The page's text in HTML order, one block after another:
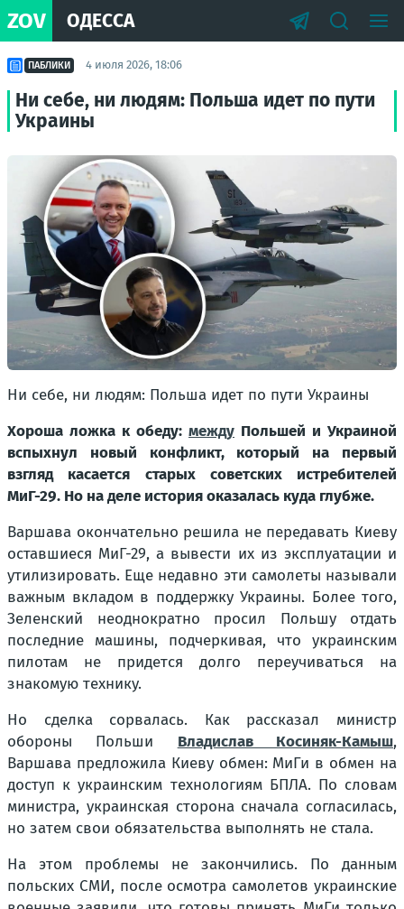
ZOV ОДЕССА
ПАБЛИКИ 4 июля 2026, 18:06
Ни себе, ни людям: Польша идет по пути
Украины
Ни себе, ни людям: Польша идет по пути Украины
Хороша ложка к обеду: между Польшей и Украиной
вспыхнул новый конфликт, который на первый
взгляд касается старых советских истребителей
МиГ-29. Но на деле история оказалась куда глубже.
Варшава окончательно решила не передавать Киеву
оставшиеся МиГ-29, а вывести их из эксплуатации и
утилизировать. Еще недавно эти самолеты называли
важным вкладом в поддержку Украины. Более того,
Зеленский неоднократно просил Польшу отдать
последние машины, подчеркивая, что украинским
пилотам не придется долго переучиваться на
знакомую технику.
Но сделка сорвалась. Как рассказал министр
обороны Польши Владислав Косиняк-Камыш,
Варшава предложила Киеву обмен: МиГи в обмен на
доступ к украинским технологиям БПЛА. По словам
министра, украинская сторона сначала согласилась,
но затем свои обязательства выполнять не стала.
На этом проблемы не закончились. По данным
польских СМИ, после осмотра самолетов украинские